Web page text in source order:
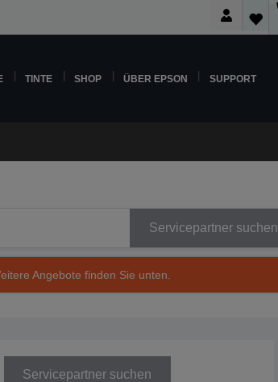
TINTE SHOP ÜBER EPSON SUPPORT
Servicepartner suchen
Angebote finden Sie unten.
Servicepartner suchen